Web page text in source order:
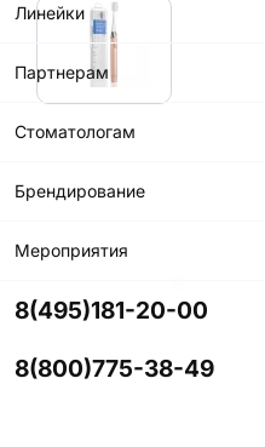
Линейки
Партнерам
Стоматологам
Брендирование
Мероприятия
8(495)181-20-00
8(800)775-38-49